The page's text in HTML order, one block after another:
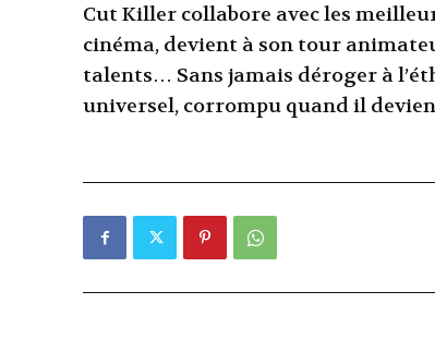
Cut Killer collabore avec les
cinéma, devient à son tour
talents… Sans jamais déroger à
universel, corrompu quand il